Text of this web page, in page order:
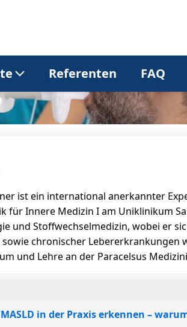
Urologie
Referenten FAQ
ist ein international anerkannter
für Innere Medizin I am Uniklinikum
und Stoffwechselmedizin, wobei er
chronischer Lebererkrankungen
und Lehre an der Paracelsus
in der Praxis erkennen –